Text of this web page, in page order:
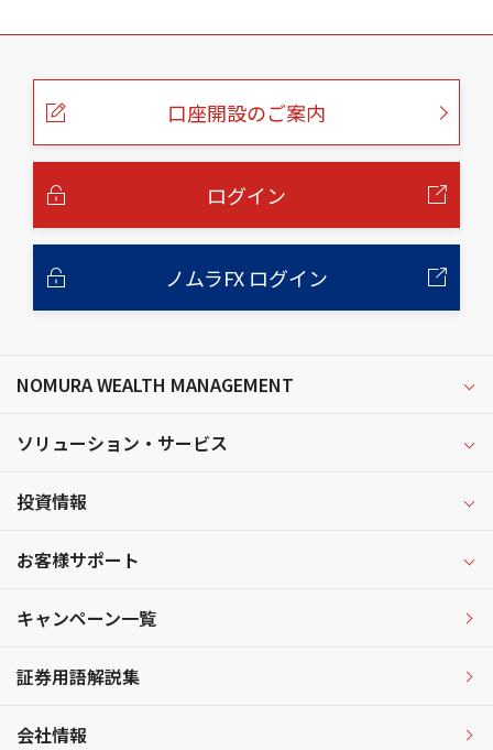
こ
口座開設のご案内
ログイン
ノムラFX ログイン
NOMURA WEALTH MANAGEMENT
ソリューション・サービス
投資情報
お客様サポート
キャンペーン一覧
証券用語解説集
会社情報